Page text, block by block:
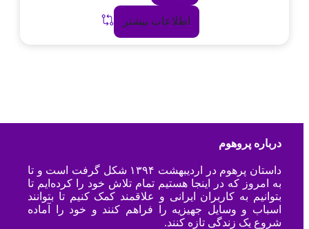
اطلاعات بیشتر
درباره پروهوم
داستان پرهوم در اردیبهشت ۱۳۹۴ شکل گرفت است و تا
به امروز که در اینجا هستیم تمام تلاش خود را کرده‌ایم تا
بتوانیم به کاربران ایرانی و علاقمند کمک کنیم تا بتوانند
اسباب و وسایل جهیزیه را فراهم کنند و خود را آماده
شروع یک زندگی تازه کنند.